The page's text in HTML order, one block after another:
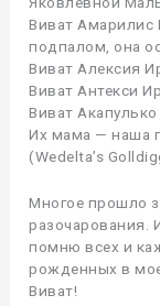
Виват Амарилис
подпалом, она
Виват Алексия
Виват Антекси
Виват
Их мама — наша
(Wedelta’s
Многое прошло
разочарования.
помню всех и
рожденных в
Виват!